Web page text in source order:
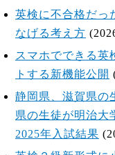
英検に不合格だっ
なげる考え方
スマホでできる英
トする新機能公開
静岡県、滋賀県の
県の生徒が明治大
2025年入試結果